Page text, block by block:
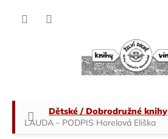
Domů
Dětské / Dobrodružné knihy
LAUDA - PODPIS Horelová Eliška